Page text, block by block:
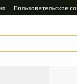
Пользовательское